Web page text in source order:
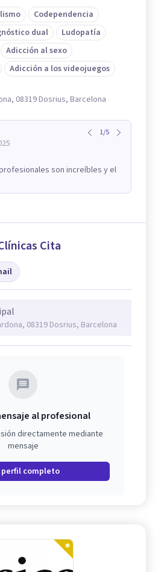
Codependencia
dual
Ludopatía
Adicción al sexo
Adicción a los videojuegos
08319 Dosrius, Barcelona
1/5
son increíbles y el
Cita
08319 Dosrius, Barcelona
al profesional
directamente mediante
mensaje
perfil completo